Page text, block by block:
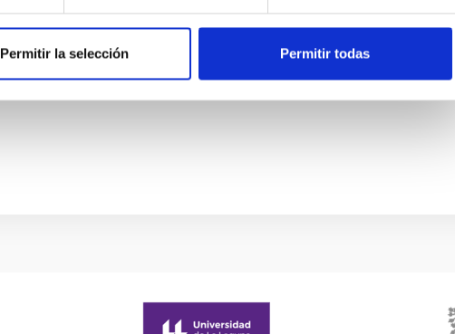
Permitir la selección Permitir todas
Astrofísica de Canarias (IAC), a través de su Unidad de
instituciones científicas de los Observatorios de Canarias -entre
óptico-infrarrojo del mundo-, del Museo de la Ciencia y el